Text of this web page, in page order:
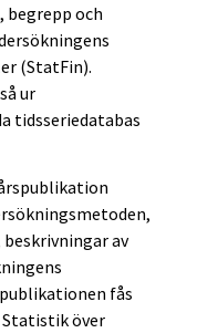
och
(StatFin).
ur
tidsseriedatabas
av
fås
över